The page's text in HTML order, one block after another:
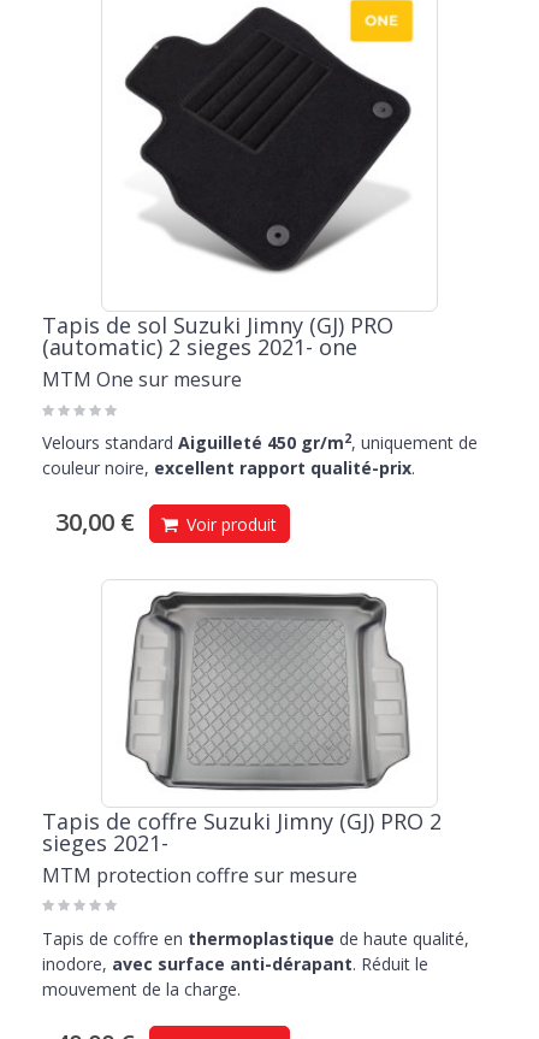
Tapis de sol Suzuki Jimny (GJ) PRO
(automatic) 2 sieges 2021- one
MTM One sur mesure
Velours standard Aiguilleté 450 gr/m2, uniquement de
couleur noire, excellent rapport qualité-prix.
30,00 € Voir produit
Tapis de coffre Suzuki Jimny (GJ) PRO 2
sieges 2021-
MTM protection coffre sur mesure
Tapis de coffre en thermoplastique de haute qualité,
inodore, avec surface anti-dérapant. Réduit le
mouvement de la charge.